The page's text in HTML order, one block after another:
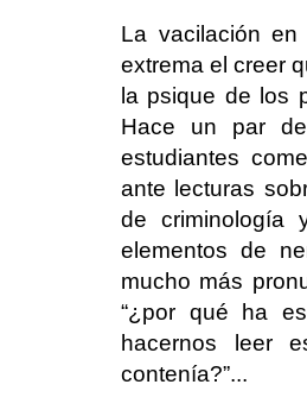
La vacilación
extrema el creer
la psique de los
Hace un par
estudiantes
ante lecturas
de criminología
elementos de
mucho más
“¿por qué ha
hacernos leer
contenía?”...